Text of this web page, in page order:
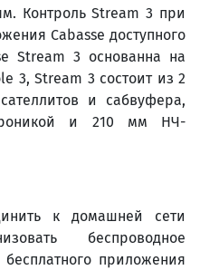
Контроль Stream 3 при
Cabasse доступного
Stream 3 основанна на
3, Stream 3 состоит из 2
и сабвуфера,
и 210 мм НЧ-
к домашней сети
беспроводное
приложения